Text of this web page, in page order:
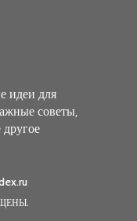
идеи для
советы,